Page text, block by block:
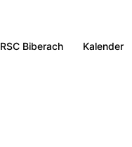
RSC Biberach Kalender